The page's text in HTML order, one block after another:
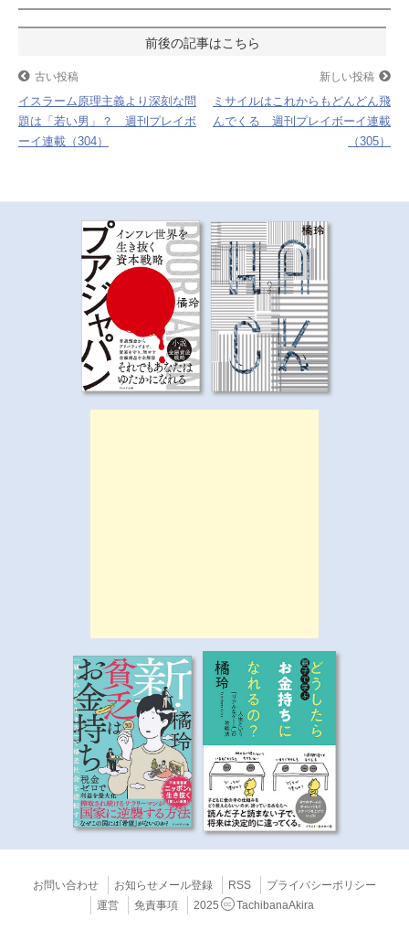
b
k
t
n
a
稿
ナ
ゲ
古い投稿
イスラーム原理主義より深刻な問
題は「若い男」？ 週刊プレイボ
ーイ連載（304）
新しい投稿
ミサイルはこれからもどんどん飛
んでくる 週刊プレイボーイ連載
（305）
お問い合わせ お知らせメール登録 RSS
プライバシーポリシー
運営
免責事項 2025 CC TachibanaAkira